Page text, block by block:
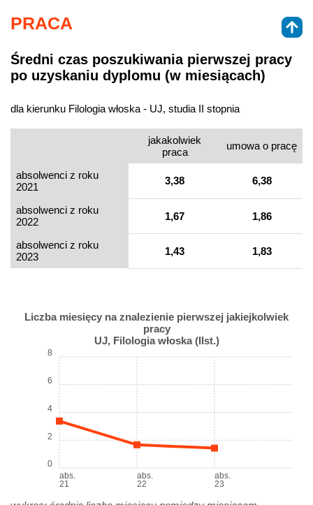
PRACA
Średni czas poszukiwania pierwszej pracy
po uzyskaniu dyplomu (w miesiącach)
dla kierunku Filologia włoska - UJ, studia II stopnia
jakakolwiek
praca
umowa o pracę
absolwenci z roku
2021
3,38 6,38
absolwenci z roku
2022
1,67 1,86
absolwenci z roku
2023
1,43 1,83
Liczba miesięcy na znalezienie pierwszej jakiejkolwiek
pracy
UJ, Filologia włoska (IIst.)
abs.
21
abs.
22
abs.
23
0
2
4
6
8